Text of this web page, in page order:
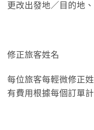
更改出發地／目的地
修正旅客姓名
每位旅客每輕微修正
有費用根據每個訂單計